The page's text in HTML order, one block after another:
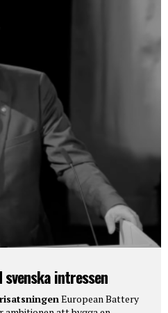
intressen
European Battery